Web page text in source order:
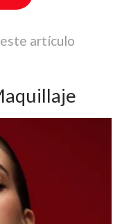
artículo